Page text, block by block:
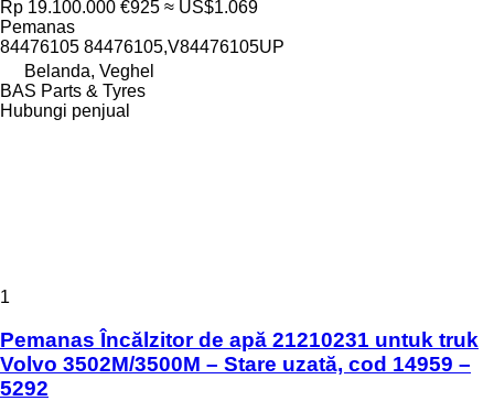
Rp 19.100.000 €925 ≈ US$1.069
Pemanas
84476105 84476105,V84476105UP
Belanda, Veghel
BAS Parts & Tyres
Hubungi penjual
1
Pemanas Încălzitor de apă 21210231 untuk truk
Volvo 3502M/3500M – Stare uzată, cod 14959 –
5292